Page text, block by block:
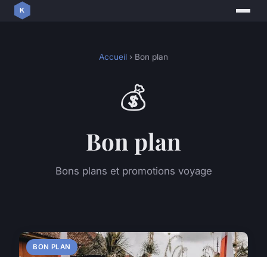
Accueil › Bon plan
💰
Bon plan
Bons plans et promotions voyage
BON PLAN